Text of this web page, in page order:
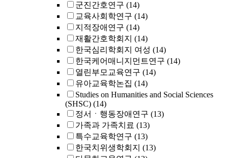
군진간호연구 (14)
교육사회학연구 (14)
지적장애연구 (14)
재활간호학회지 (14)
한국심리학회지 여성 (14)
한국케어매니지먼트연구 (14)
열린부모교육연구 (14)
유아교육학논집 (14)
Studies on Humanities and Social Sciences
(SHSC) (14)
정서ㆍ행동장애연구 (13)
가족과 가족치료 (13)
특수교육학연구 (13)
한국치위생학회지 (13)